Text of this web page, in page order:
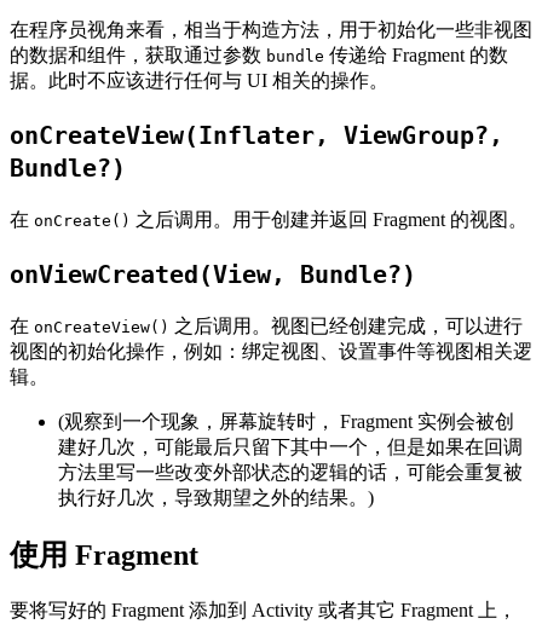
在程序员视角来看，相当于构造方法，用于初始化一些非视图
的数据和组件，获取通过参数 bundle 传递给 Fragment 的数
据。此时不应该进行任何与 UI 相关的操作。
onCreateView(Inflater, ViewGroup?,
Bundle?)
在 onCreate() 之后调用。用于创建并返回 Fragment 的视图。
onViewCreated(View, Bundle?)
在 onCreateView() 之后调用。视图已经创建完成，可以进行
视图的初始化操作，例如：绑定视图、设置事件等视图相关逻
辑。
(观察到一个现象，屏幕旋转时， Fragment 实例会被创
建好几次，可能最后只留下其中一个，但是如果在回调
方法里写一些改变外部状态的逻辑的话，可能会重复被
执行好几次，导致期望之外的结果。)
使用 Fragment
要将写好的 Fragment 添加到 Activity 或者其它 Fragment 上，